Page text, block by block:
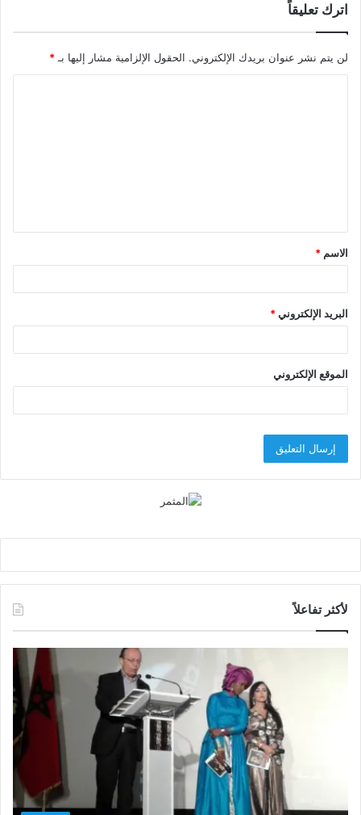
اترك تعليقاً
لن يتم نشر عنوان بريدك الإلكتروني. الحقول الإلزامية مشار إليها بـ *
ق
*
الاسم *
البريد الإلكتروني*
الموقع الإلكتروني
لأكثر تفاعلاً